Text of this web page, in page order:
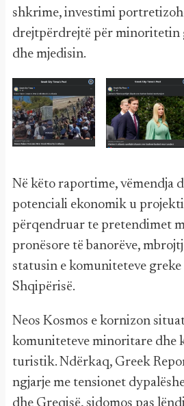
shkrime, investimi
drejtpërdrejtë për minoritetin
dhe mjedisin.
Në këto raportime, vëmendja
potenciali ekonomik u
përqendruar te pretendimet
pronësore të banorëve,
statusin e komuniteteve greke
Shqipërisë.
Neos Kosmos e kornizon
komuniteteve minoritare dhe
turistik. Ndërkaq, Greek
ngjarje me tensionet
dhe Greqisë, sidomos pas